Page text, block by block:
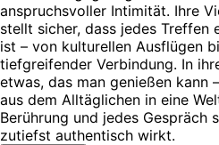
anspruchsvoller Intimität. Ihre
stellt sicher, dass jedes
ist – von kulturellen Ausflügen
tiefgreifender Verbindung. In
etwas, das man genießen kann
aus dem Alltäglichen in eine
Berührung und jedes Gespräch
zutiefst authentisch wirkt.